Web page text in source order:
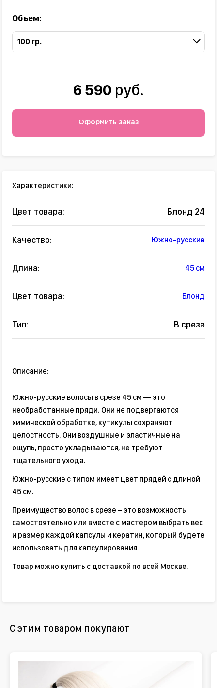
Объем:
100 гр.
6 590 руб.
Оформить заказ
Характеристики:
Цвет товара: Блонд 24
Качество: Южно-русские
Длина: 45 см
Цвет товара: Блонд
Тип: В срезе
Описание:
Южно-русские волосы в срезе 45 см — это
необработанные пряди. Они не подвергаются
химической обработке, кутикулы сохраняют
целостность. Они воздушные и эластичные на
ощупь, просто укладываются, не требуют
тщательного ухода.
Южно-русские с типом имеет цвет прядей с длиной
45 см.
Преимущество волос в срезе – это возможность
самостоятельно или вместе с мастером выбрать вес
и размер каждой капсулы и кератин, который будете
использовать для капсулирования.
Товар можно купить с доставкой по всей Москве.
С этим товаром покупают